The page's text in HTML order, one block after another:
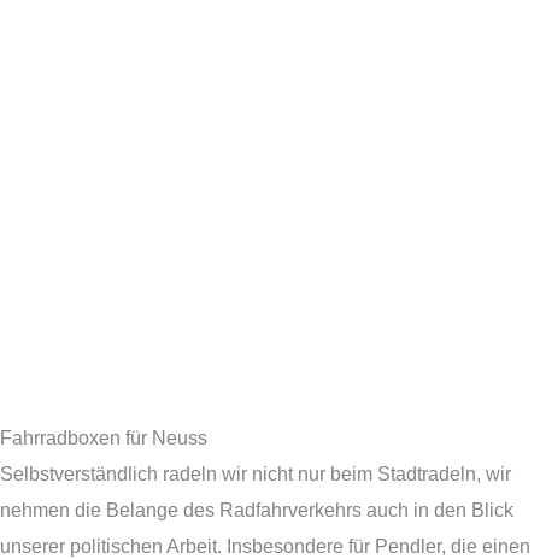
Fahrradboxen für Neuss
Selbstverständlich radeln wir nicht nur beim Stadtradeln, wir
nehmen die Belange des Radfahrverkehrs auch in den Blick
unserer politischen Arbeit. Insbesondere für Pendler, die einen